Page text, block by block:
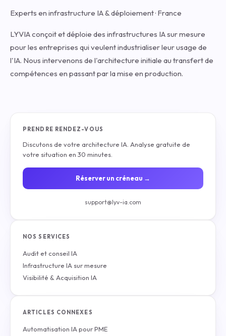
Experts en infrastructure IA & déploiement · France
LYVIA conçoit et déploie des infrastructures IA sur mesure
pour les entreprises qui veulent industrialiser leur usage de
l'IA. Nous intervenons de l'architecture initiale au transfert de
compétences en passant par la mise en production.
PRENDRE RENDEZ-VOUS
Discutons de votre architecture IA. Analyse gratuite de
votre situation en 30 minutes.
Réserver un créneau →
support@lyv-ia.com
NOS SERVICES
Audit et conseil IA
Infrastructure IA sur mesure
Visibilité & Acquisition IA
ARTICLES CONNEXES
Automatisation IA pour PME